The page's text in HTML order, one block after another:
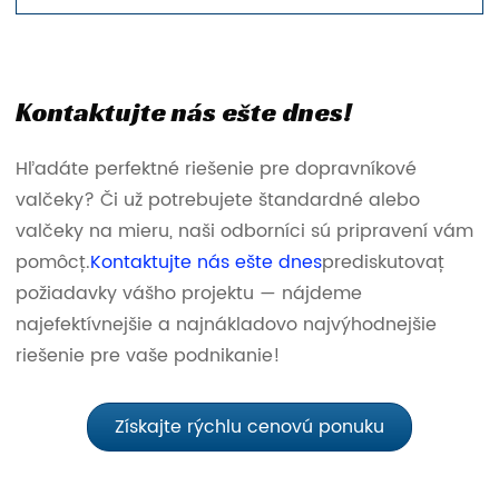
Kontaktujte nás ešte dnes!
Hľadáte perfektné riešenie pre dopravníkové
valčeky? Či už potrebujete štandardné alebo
valčeky na mieru, naši odborníci sú pripravení vám
pomôcť.Kontaktujte nás ešte dnesprediskutovať
požiadavky vášho projektu — nájdeme
najefektívnejšie a najnákladovo najvýhodnejšie
riešenie pre vaše podnikanie!
Získajte rýchlu cenovú ponuku